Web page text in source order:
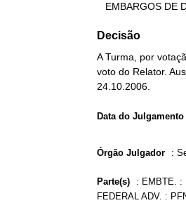
EMBARGOS
Decisão
A Turma, por
voto do Relator.
24.10.2006.
Data do Julgamento
Órgão Julgador :
Parte(s) : EMBTE. :
FEDERAL ADV. :